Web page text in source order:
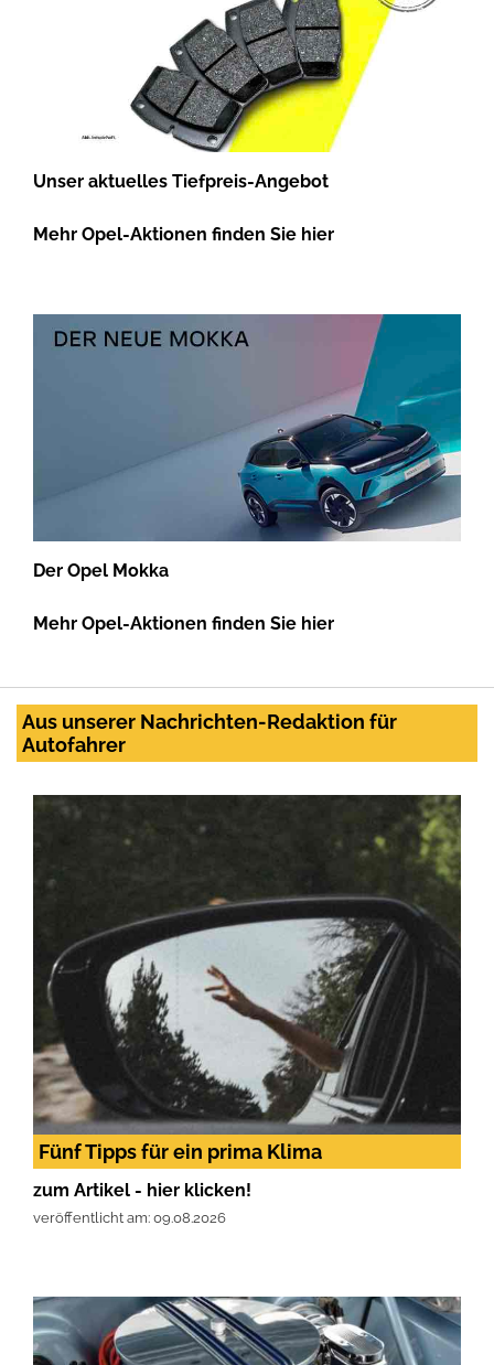
Unser aktuelles Tiefpreis-Angebot
Mehr Opel-Aktionen finden Sie hier
Der Opel Mokka
Mehr Opel-Aktionen finden Sie hier
Aus unserer Nachrichten-Redaktion für
Autofahrer
Fünf Tipps für ein prima Klima
zum Artikel - hier klicken!
veröffentlicht am: 09.08.2026